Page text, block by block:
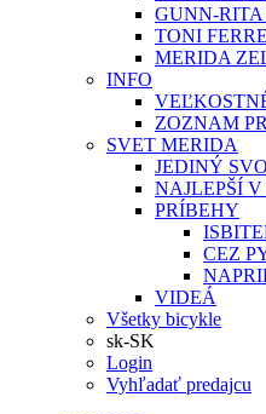
GUNN-
TONI
MERIDA
INFO
ZOZNAM
SVET MERIDA
JEDINÝ
NAJLEPŠÍ V
PRÍBEHY
CEZ
VIDEÁ
Všetky bicykle
sk-SK
Login
Vyhľadať predajcu